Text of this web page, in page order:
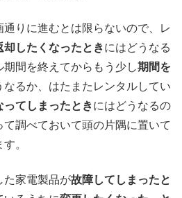
通りに進むとは限らないので、レ
却したくなったときにはどうなる
間を終えてからもう少し期間を
なるか、はたまたレンタルしてい
ってしまったときにはどうなるの
調べておいて頭の片隅に置いて
。
た家電製品が故障してしまったと